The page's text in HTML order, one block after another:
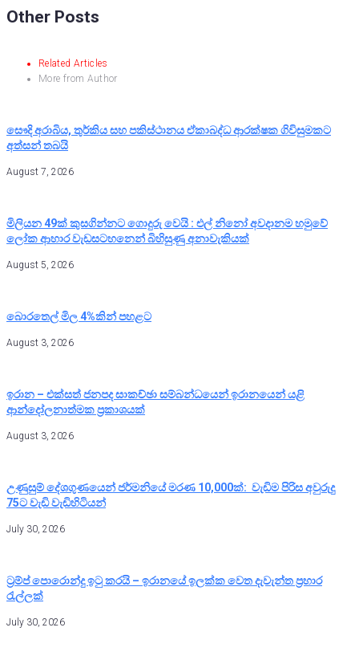
Other Posts
Related Articles
More from Author
සෞදි අරාබිය, තුර්කිය සහ පකිස්ථානය ඒකාබද්ධ ආරක්ෂක ගිවිසුමකට
අත්සන් තබයි
August 7, 2026
මිලියන 49ක් කුසගින්නට ගොදුරු වෙයි : එල් නිනෝ අවදානම හමුවේ
ලෝක ආහාර වැඩසටහනෙන් බිහිසුණු අනාවැකියක්
August 5, 2026
බොරතෙල් මිල 4%කින් පහළට
August 3, 2026
ඉරාන – එක්සත් ජනපද සාකච්ඡා සම්බන්ධයෙන් ඉරානයෙන් යළි
ආන්දෝලනාත්මක ප්‍රකාශයක්
August 3, 2026
උණුසුම් දේශගුණයෙන් ජර්මනියේ මරණ 10,000ක්: වැඩිම පිරිස අවුරුදු
75ට වැඩි වැඩිහිටියන්
July 30, 2026
ට්‍රම්ප් පොරොන්දු ඉටු කරයි – ඉරානයේ ඉලක්ක වෙත දැවැන්ත ප්‍රහාර
රැල්ලක්
July 30, 2026